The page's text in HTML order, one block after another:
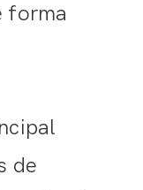
forma
de